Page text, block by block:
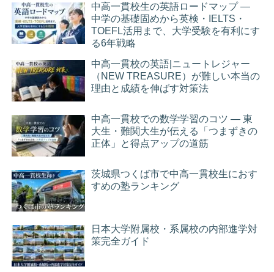
中高一貫校生の英語ロードマップ ―
中学の基礎固めから英検・IELTS・
TOEFL活用まで、大学受験を有利にす
る6年戦略
中高一貫校の英語|ニュートレジャー
（NEW TREASURE）が難しい本当の
理由と成績を伸ばす対策法
中高一貫校での数学学習のコツ ― 東
大生・難関大生が伝える「つまずきの
正体」と得点アップの道筋
茨城県つくば市で中高一貫校生におす
すめの塾ランキング
日本大学附属校・系属校の内部進学対
策完全ガイド